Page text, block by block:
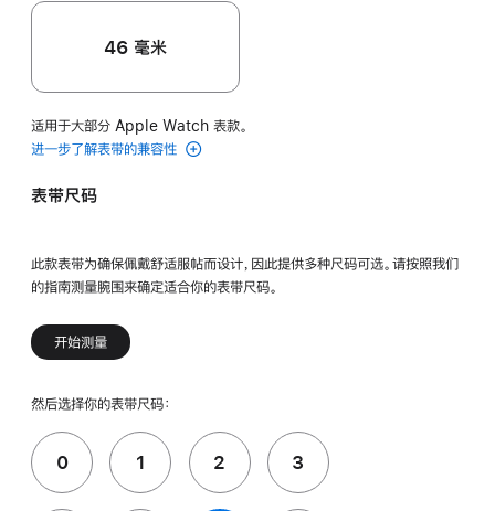
46 毫米
适用于大部分 Apple Watch 表款。
进一步了解表带的兼容性
表带尺码
此款表带为确保佩戴舒适服帖而设计，因此提供多种尺码可选。请按照我们
的指南测量腕围来确定适合你的表带尺码。
开始测量
然后选择你的表带尺码：
0 1 2 3